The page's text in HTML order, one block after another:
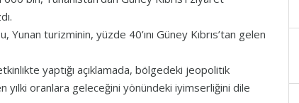
turizminin, yüzde 40’ını Güney Kıbrıs’tan gelen
yaptığı açıklamada, bölgedeki jeopolitik
yılki oranlara geleceğini yönündeki iyimserliğini dile